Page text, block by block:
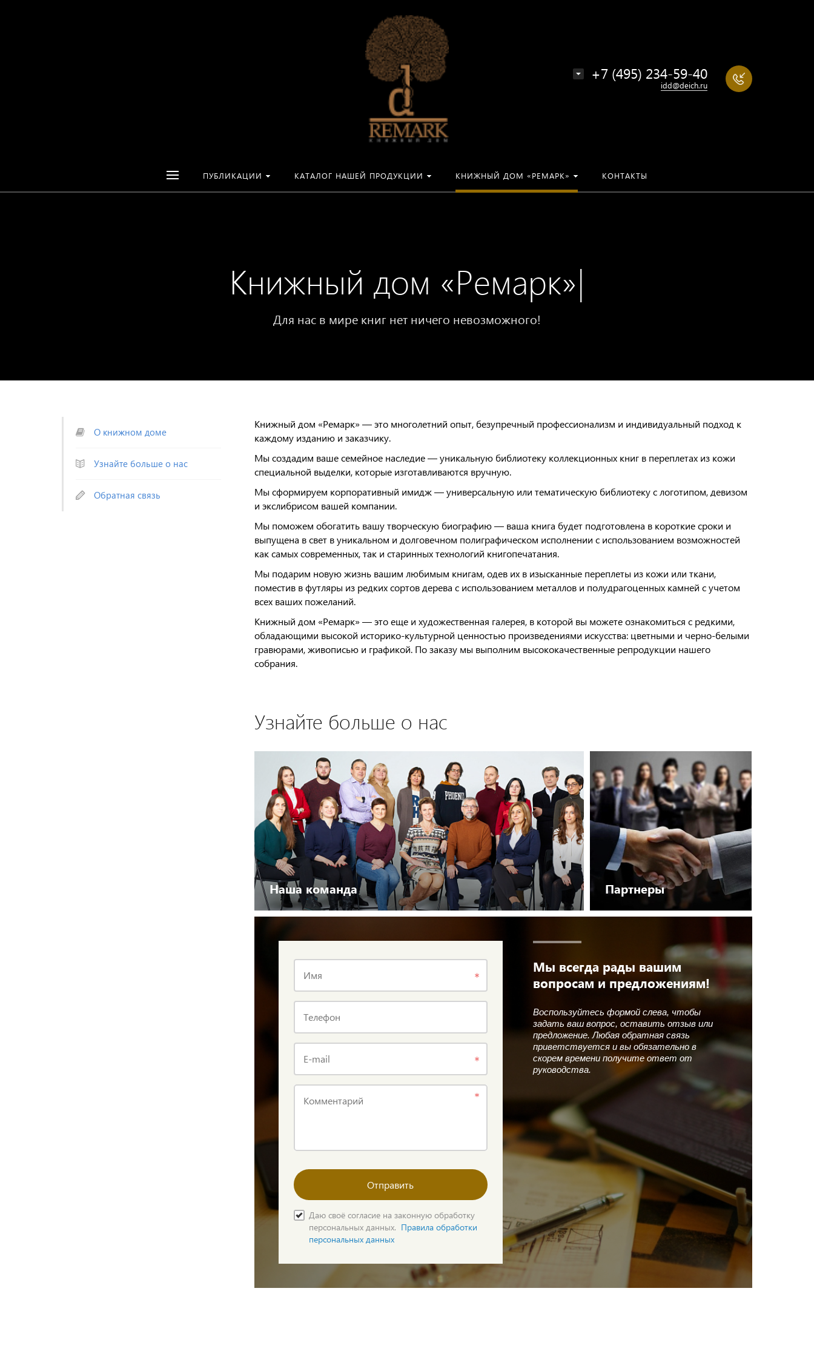
+7 (495) 234-59-40
idd@deich.ru
ПУБЛИКАЦИИ КАТАЛОГ НАШЕЙ ПРОДУКЦИИ КНИЖНЫЙ ДОМ «РЕМАРК» КОНТАКТЫ
Книжный дом «Ремарк»|
Для нас в мире книг нет ничего невозможного!
О книжном доме
Узнайте больше о нас
Обратная связь
Книжный дом «Ремарк» — это многолетний опыт, безупречный профессионализм и индивидуальный подход к
каждому изданию и заказчику.
Мы создадим ваше семейное наследие — уникальную библиотеку коллекционных книг в переплетах из кожи
специальной выделки, которые изготавливаются вручную.
Мы сформируем корпоративный имидж — универсальную или тематическую библиотеку с логотипом, девизом
и экслибрисом вашей компании.
Мы поможем обогатить вашу творческую биографию — ваша книга будет подготовлена в короткие сроки и
выпущена в свет в уникальном и долговечном полиграфическом исполнении с использованием возможностей
как самых современных, так и старинных технологий книгопечатания.
Мы подарим новую жизнь вашим любимым книгам, одев их в изысканные переплеты из кожи или ткани,
поместив в футляры из редких сортов дерева с использованием металлов и полудрагоценных камней с учетом
всех ваших пожеланий.
Книжный дом «Ремарк» — это еще и художественная галерея, в которой вы можете ознакомиться с редкими,
обладающими высокой историко-культурной ценностью произведениями искусства: цветными и черно-белыми
гравюрами, живописью и графикой. По заказу мы выполним высококачественные репродукции нашего
собрания.
Узнайте больше о нас
Наша команда
Перейти
Партнеры
Имя
Телефон
E-mail
Комментарий
Отправить
Даю своё согласие на законную обработку
персональных данных. Правила обработки
персональных данных
Мы всегда рады вашим
вопросам и предложениям!
Воспользуйтесь формой слева, чтобы
задать ваш вопрос, оставить отзыв или
предложение. Любая обратная связь
приветствуется и вы обязательно в
скорем времени получите ответ от
руководства.